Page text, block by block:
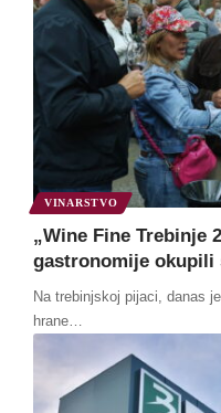
VINARSTVO
„Wine Fine Trebinje
gastronomije okupili
Na trebinjskoj pijaci, danas
hrane…